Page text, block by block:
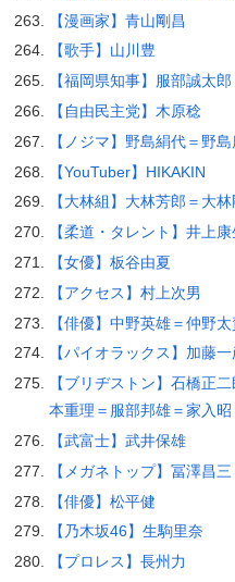
【漫画家】青山剛昌
【歌手】山川豊
【福岡県知事】服部誠太郎
【自由民主党】木原稔
【ノジマ】野島絹代＝野島
【YouTuber】HIKAKIN
【大林組】大林芳郎＝大
【柔道・タレント】井上
【女優】板谷由夏
【アクセス】村上次男
【俳優】中野英雄＝仲野太
【パイオラックス】加藤一
【ブリヂストン】石橋正
本重理＝服部邦雄＝家入
【武富士】武井保雄
【メガネトップ】冨澤昌
【俳優】松平健
【乃木坂46】生駒里奈
【プロレス】長州力